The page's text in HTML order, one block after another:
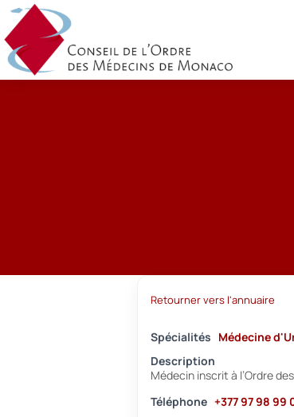
Retourner vers l'annuaire
Spécialités Médecine
Description
Médecin inscrit à l’Ordre
Téléphone +377 97 98 99